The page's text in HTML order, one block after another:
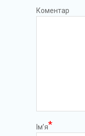
Коментар
Ім’я*